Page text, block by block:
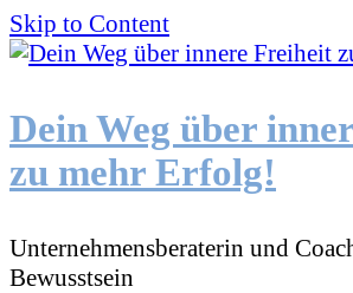
Skip to Content
Dein Weg über
zu mehr Erfolg!
Unternehmensberaterin und
Bewusstsein